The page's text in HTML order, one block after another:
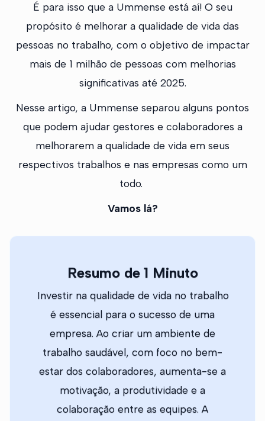
É para isso que a Ummense está aí! O seu
propósito é melhorar a qualidade de vida das
pessoas no trabalho, com o objetivo de impactar
mais de 1 milhão de pessoas com melhorias
significativas até 2025.
Nesse artigo, a Ummense separou alguns pontos
que podem ajudar gestores e colaboradores a
melhorarem a qualidade de vida em seus
respectivos trabalhos e nas empresas como um
todo.
Vamos lá?
Resumo de 1 Minuto
Investir na qualidade de vida no trabalho
é essencial para o sucesso de uma
empresa. Ao criar um ambiente de
trabalho saudável, com foco no bem-
estar dos colaboradores, aumenta-se a
motivação, a produtividade e a
colaboração entre as equipes. A